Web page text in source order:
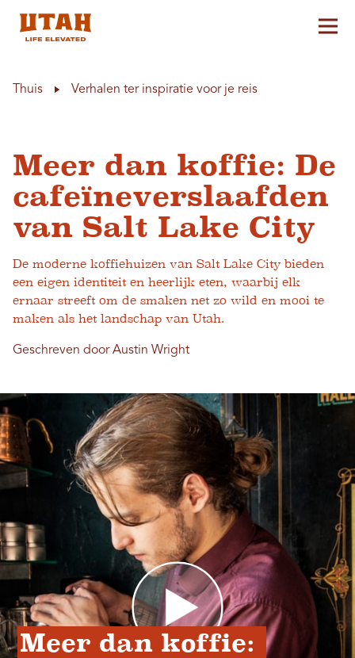
Thuis Verhalen ter inspiratie voor je reis
Meer dan koffie: De
cafeïneverslaafden
van Salt Lake City
De moderne koffiehuizen van Salt Lake City bieden
een eigen identiteit en heerlijk eten, waarbij elk
ernaar streeft om de smaken net zo wild en mooi te
maken als het landschap van Utah.
Geschreven door Austin Wright
Meer dan koffie: